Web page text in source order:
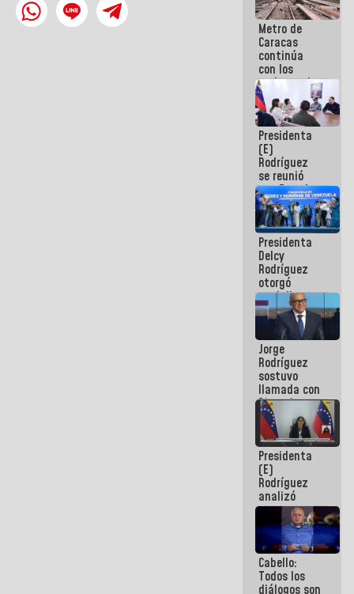
Metro de
Caracas
continúa
con los
trabajos de
mantenimiento
e inspección
en la Línea 2
Presidenta
(E)
Rodríguez
se reunió
con Estado
Mayor
Eléctrico
para
abordar
planes de
acción
Presidenta
Delcy
Rodríguez
otorgó
medalla
"Héroe de
Venezuela"
a servidores
públicos
Jorge
Rodríguez
sostuvo
llamada con
Dinorah
Figuera y
acuerdan
primer
encuentro
presencial
para el
diálogo
Presidenta
(E)
Rodríguez
analizó
junto a
gobernadores
planes de
recuperación
del Sistema
Eléctrico
Cabello:
Todos los
diálogos son